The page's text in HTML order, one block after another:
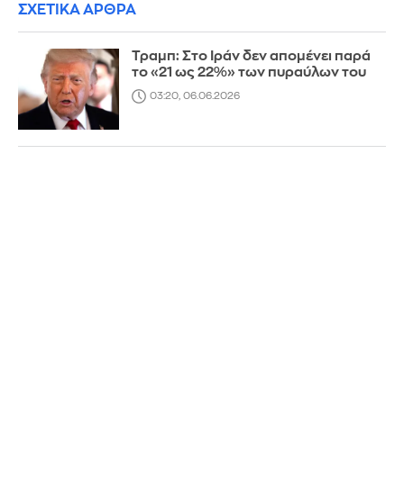
ΣΧΕΤΙΚΑ ΑΡΘΡΑ
Τραμπ: Στο Ιράν δεν απομένει παρά
το «21 ως 22%» των πυραύλων του
03:20, 06.06.2026